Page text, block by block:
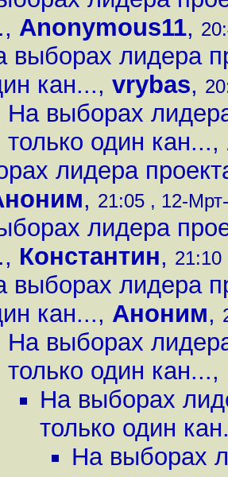
, Anonymous11,
выборах лидера
кан..., vrybas,
На выборах
только один кан...,
лидера
, 21:05 , 12-
лидера
, Константин, 21:10
выборах лидера
кан..., Аноним,
На выборах
только один кан...,
На выборах
только один
На выборах